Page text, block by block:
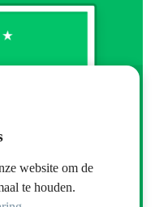
website om de
te houden.